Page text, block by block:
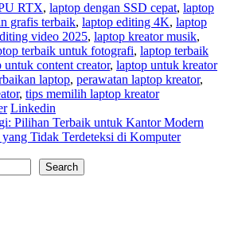
RTX, laptop dengan SSD cepat, laptop
grafis terbaik, laptop editing 4K, laptop
video 2025, laptop kreator musik,
terbaik untuk fotografi, laptop terbaik
untuk content creator, laptop untuk kreator
laptop, perawatan laptop kreator,
, tips memilih laptop kreator
Linkedin
Pilihan Terbaik untuk Kantor Modern
Tidak Terdeteksi di Komputer
Search